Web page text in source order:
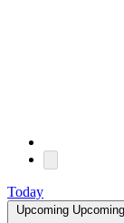
Today
Upcoming Upcoming